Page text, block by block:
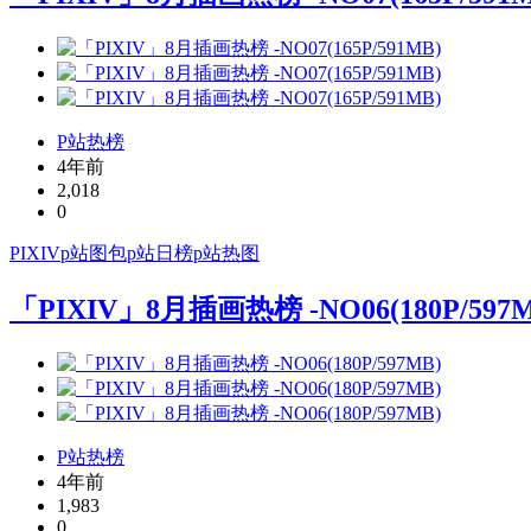
P站热榜
4年前
2,018
0
PIXIVp站图包p站日榜p站热图
「PIXIV」8月插画热榜 -NO06(180P/
P站热榜
4年前
1,983
0